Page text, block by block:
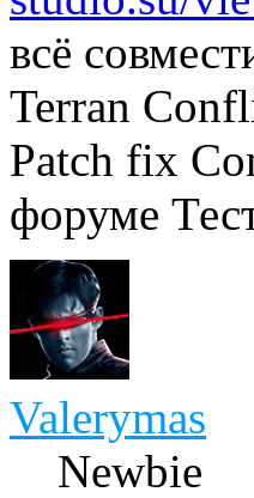
всё
Terran
Patch fix
форуме
Valerymas
Newbie